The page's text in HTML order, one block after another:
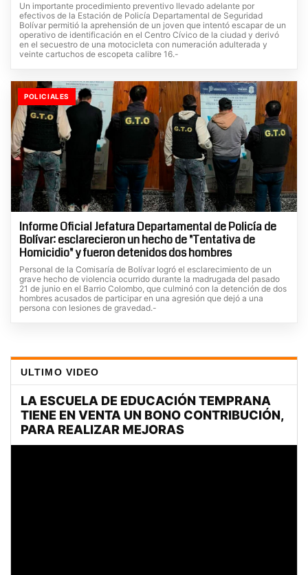
Un importante procedimiento preventivo llevado adelante por
efectivos de la Estación de Policía Departamental de Seguridad
Bolívar permitió la aprehensión de un joven que intentó escapar de un
operativo de identificación en el Centro Cívico de la ciudad y derivó
en el secuestro de una motocicleta con numeración adulterada y
veinte cartuchos de escopeta calibre 16.-
POLICIALES
Informe Oficial Jefatura Departamental de Policía de
Bolívar: esclarecieron un hecho de "Tentativa de
Homicidio" y fueron detenidos dos hombres
Personal de la Comisaría de Bolívar logró el esclarecimiento de un
grave hecho de violencia ocurrido durante la madrugada del pasado
21 de junio en el Barrio Colombo, que culminó con la detención de dos
hombres acusados de participar en una agresión que dejó a una
persona con lesiones de gravedad.-
ULTIMO VIDEO